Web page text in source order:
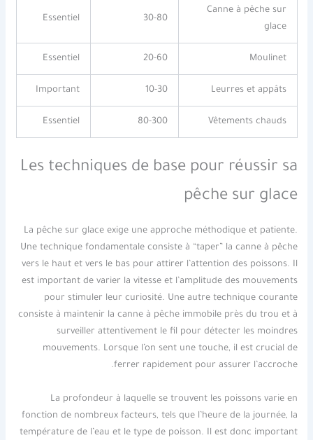
Canne à pêche sur
glace
30-80
Essentiel
Moulinet
20-60
Essentiel
Leurres et appâts
10-30
Important
Vêtements chauds
80-300
Essentiel
Les techniques de base pour réussir sa
pêche sur glace
La pêche sur glace exige une approche méthodique et patiente.
Une technique fondamentale consiste à “taper” la canne à pêche
vers le haut et vers le bas pour attirer l’attention des poissons. Il
est important de varier la vitesse et l’amplitude des mouvements
pour stimuler leur curiosité. Une autre technique courante
consiste à maintenir la canne à pêche immobile près du trou et à
surveiller attentivement le fil pour détecter les moindres
mouvements. Lorsque l’on sent une touche, il est crucial de
ferrer rapidement pour assurer l’accroche.
La profondeur à laquelle se trouvent les poissons varie en
fonction de nombreux facteurs, tels que l’heure de la journée, la
température de l’eau et le type de poisson. Il est donc important